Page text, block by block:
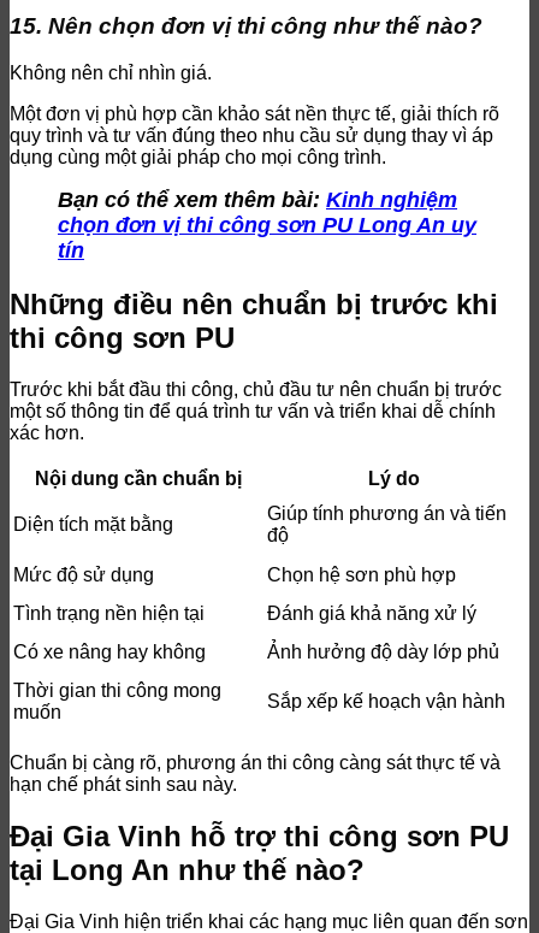
15. Nên chọn đơn vị thi công như thế nào?
Không nên chỉ nhìn giá.
Một đơn vị phù hợp cần khảo sát nền thực tế, giải thích rõ
quy trình và tư vấn đúng theo nhu cầu sử dụng thay vì áp
dụng cùng một giải pháp cho mọi công trình.
Bạn có thể xem thêm bài: Kinh nghiệm
chọn đơn vị thi công sơn PU Long An uy
tín
Những điều nên chuẩn bị trước khi
thi công sơn PU
Trước khi bắt đầu thi công, chủ đầu tư nên chuẩn bị trước
một số thông tin để quá trình tư vấn và triển khai dễ chính
xác hơn.
Nội dung cần chuẩn bị Lý do
Diện tích mặt bằng
Giúp tính phương án và tiến
độ
Mức độ sử dụng
Chọn hệ sơn phù hợp
Tình trạng nền hiện tại
Đánh giá khả năng xử lý
Có xe nâng hay không
Ảnh hưởng độ dày lớp phủ
Thời gian thi công mong
muốn
Sắp xếp kế hoạch vận hành
Chuẩn bị càng rõ, phương án thi công càng sát thực tế và
hạn chế phát sinh sau này.
Đại Gia Vinh hỗ trợ thi công sơn PU
tại Long An như thế nào?
Đại Gia Vinh hiện triển khai các hạng mục liên quan đến sơn